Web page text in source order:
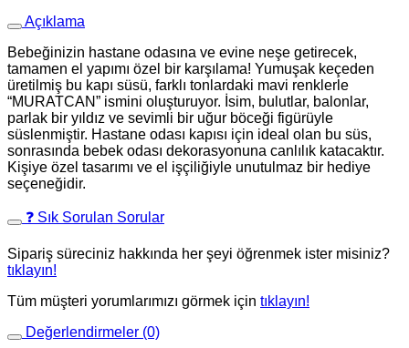
Açıklama
Bebeğinizin hastane odasına ve evine neşe getirecek,
tamamen el yapımı özel bir karşılama! Yumuşak keçeden
üretilmiş bu kapı süsü, farklı tonlardaki mavi renklerle
“MURATCAN” ismini oluşturuyor. İsim, bulutlar, balonlar,
parlak bir yıldız ve sevimli bir uğur böceği figürüyle
süslenmiştir. Hastane odası kapısı için ideal olan bu süs,
sonrasında bebek odası dekorasyonuna canlılık katacaktır.
Kişiye özel tasarımı ve el işçiliğiyle unutulmaz bir hediye
seçeneğidir.
❓ Sık Sorulan Sorular
Sipariş süreciniz hakkında her şeyi öğrenmek ister misiniz?
tıklayın!
Tüm müşteri yorumlarımızı görmek için tıklayın!
Değerlendirmeler (0)